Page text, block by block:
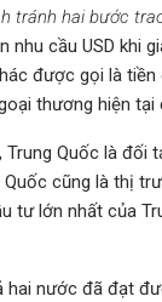
tránh hai bước
nhu cầu USD khi
được gọi là
thương hiện tại
, Trung Quốc là đối
Quốc cũng là thị
tư lớn nhất của
hai nước đã đạt